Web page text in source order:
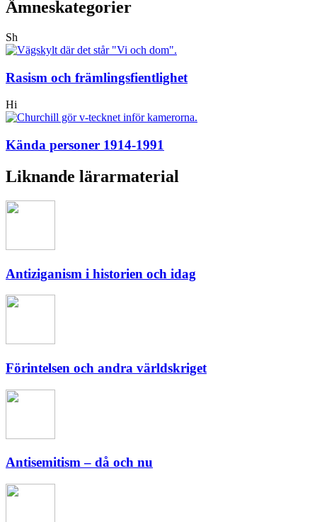
Ämneskategorier
Sh
Rasism och främlingsfientlighet
Hi
Kända personer 1914-1991
Liknande lärarmaterial
Antiziganism i historien och idag
Förintelsen och andra världskriget
Antisemitism – då och nu